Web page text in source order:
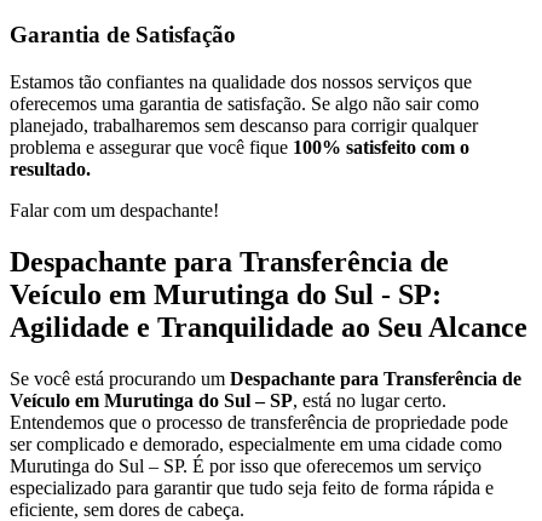
Garantia de Satisfação
Estamos tão confiantes na qualidade dos nossos serviços que
oferecemos uma garantia de satisfação. Se algo não sair como
planejado, trabalharemos sem descanso para corrigir qualquer
problema e assegurar que você fique 100% satisfeito com o
resultado.
Falar com um despachante!
Despachante para Transferência de
Veículo em Murutinga do Sul - SP:
Agilidade e Tranquilidade ao Seu Alcance
Se você está procurando um Despachante para Transferência de
Veículo em Murutinga do Sul – SP, está no lugar certo.
Entendemos que o processo de transferência de propriedade pode
ser complicado e demorado, especialmente em uma cidade como
Murutinga do Sul – SP. É por isso que oferecemos um serviço
especializado para garantir que tudo seja feito de forma rápida e
eficiente, sem dores de cabeça.